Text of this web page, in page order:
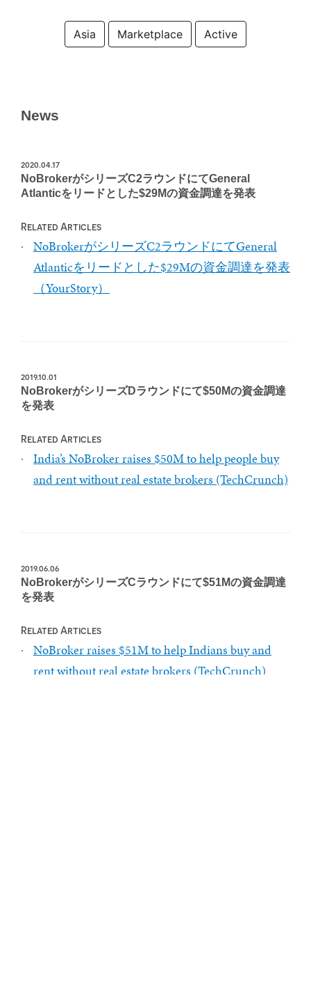
Asia Marketplace Active
News
2020.04.17
NoBrokerがシリーズC2ラウンドにてGeneral
Atlanticをリードとした$29Mの資金調達を発表
Related Articles
NoBrokerがシリーズC2ラウンドにてGeneral
Atlanticをリードとした$29Mの資金調達を発表
（YourStory）
2019.10.01
NoBrokerがシリーズDラウンドにて$50Mの資金調達
を発表
Related Articles
India’s NoBroker raises $50M to help people buy
and rent without real estate brokers (TechCrunch)
2019.06.06
NoBrokerがシリーズCラウンドにて$51Mの資金調達
を発表
Related Articles
NoBroker raises $51M to help Indians buy and
rent without real estate brokers (TechCrunch)